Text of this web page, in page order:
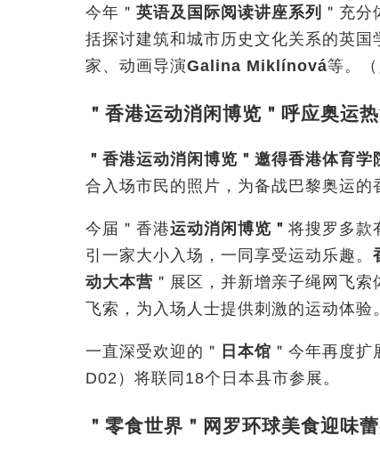
今年＂ 英语及国际阅读讲座系列 ＂充
括探讨建筑和城市历史文化关系的英国
家、动画导演Galina Miklínová等。（
＂香港运动消闲博览＂呼应奥运
＂香港运动消闲博览＂邀得香港体育学
合入场市民的照片，为备战巴黎奥运的
今届＂香港运动消闲博览＂ 将搜罗多款
引一家大小入场，一同享受运动乐趣。
动大本营 ＂展区，并新增亲子绳网飞
飞索，为入场人士提供刺激的运动体验。
一直深受欢迎的＂ 日本馆 ＂今年再度扩
D02 ）将联同 18个日本县市参展。
＂零食世界＂网罗环球美食迎味